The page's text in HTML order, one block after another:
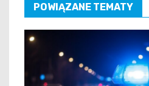
POWIĄZANE TEMATY